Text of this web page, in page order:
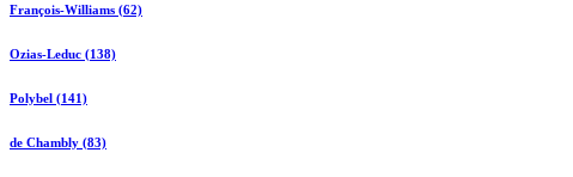
François-Williams (62)
Ozias-Leduc (138)
Polybel (141)
de Chambly (83)